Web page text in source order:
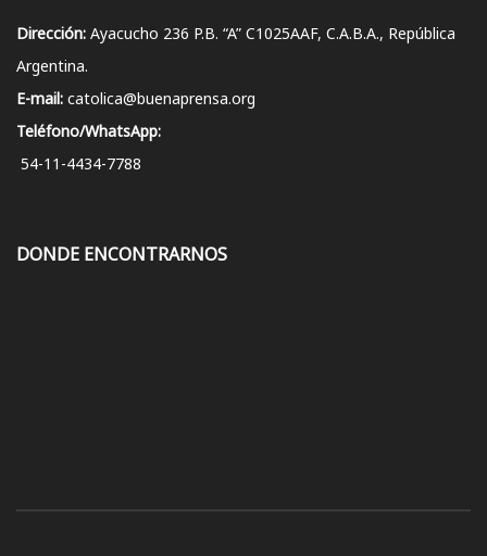
Dirección: Ayacucho 236 P.B. “A” C1025AAF, C.A.B.A., República
Argentina.
E-mail: catolica@buenaprensa.org
Teléfono/WhatsApp:
54-11-4434-7788
DONDE ENCONTRARNOS